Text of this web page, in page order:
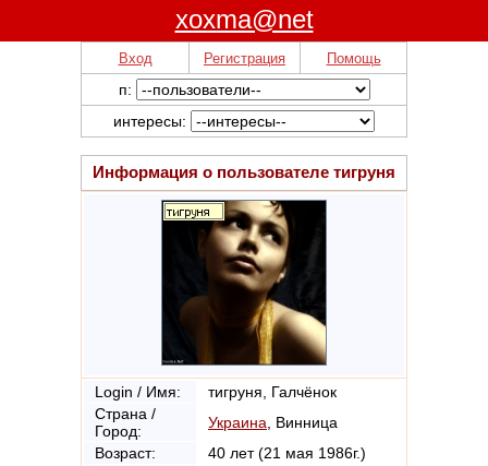
xoxma@net
Вход Регистрация Помощь
п:
интересы:
Информация о пользователе тигруня
Login / Имя:
тигруня, Галчёнок
Страна /
Город:
Украина , Винница
Возраст:
40 лет (21 мая 1986г.)